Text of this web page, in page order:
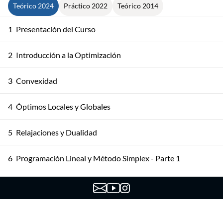
Teórico 2024 Práctico 2022 Teórico 2014
1 Presentación del Curso
2 Introducción a la Optimización
3 Convexidad
4 Óptimos Locales y Globales
5 Relajaciones y Dualidad
6 Programación Lineal y Método Simplex - Parte 1
Programación Lineal y Método Simplex - Parte 2